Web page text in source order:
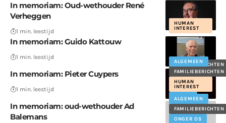
HUMAN
INTEREST
In memoriam: Oud-wethouder René
Verheggen
1 min. leestijd
FAMILIEBERICHTEN
In memoriam: Guido Kattouw
1 min. leestijd
ALGEMEEN
FAMILIEBERICHTEN
HUMAN
INTEREST
WEERT
In memoriam: Pieter Cuypers
1 min. leestijd
ALGEMEEN
FAMILIEBERICHTEN
ONGER OS
In memoriam: oud-wethouder Ad
Balemans